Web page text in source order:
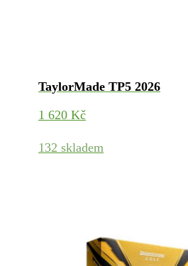
TaylorMade TP5 2026
1 620 Kč
132 skladem